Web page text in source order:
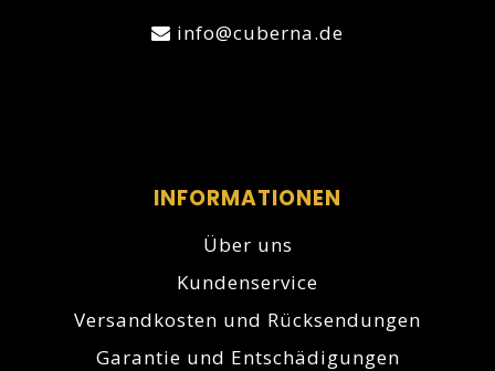
info@cuberna.de
INFORMATIONEN
Über uns
Kundenservice
Versandkosten und Rücksendungen
Garantie und Entschädigungen